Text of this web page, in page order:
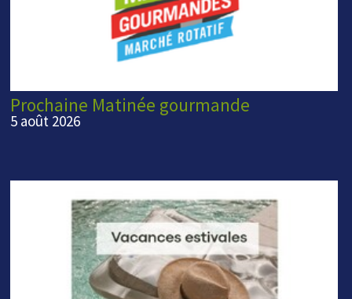
Prochaine Matinée gourmande
5 août 2026